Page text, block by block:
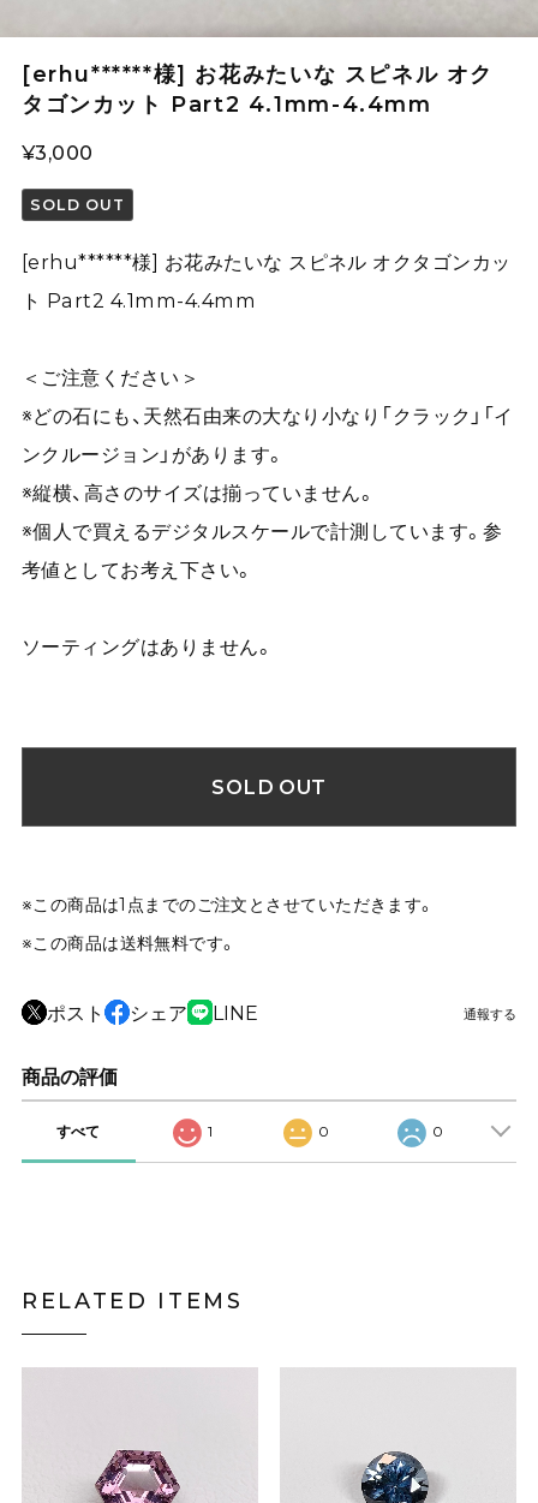
[erhu******様] お花みたいな スピネル オク
タゴンカット Part2 4.1mm-4.4mm
¥3,000
SOLD OUT
[erhu******様] お花みたいな スピネル オクタゴンカッ
ト Part2 4.1mm-4.4mm
＜ご注意ください＞
※どの石にも、天然石由来の大なり小なり「クラック」「イ
ンクルージョン」があります。
※縦横、高さのサイズは揃っていません。
※個人で買えるデジタルスケールで計測しています。参
考値としてお考え下さい。
ソーティングはありません。
SOLD OUT
※この商品は1点までのご注文とさせていただきます。
※この商品は送料無料です。
ポスト シェア LINE 通報する
商品の評価
すべて 1 0 0
RELATED ITEMS